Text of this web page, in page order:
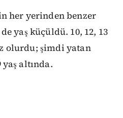
her yerinden benzer
yaş küçüldü. 10, 12, 13
olurdu; şimdi yatan
yaş altında.